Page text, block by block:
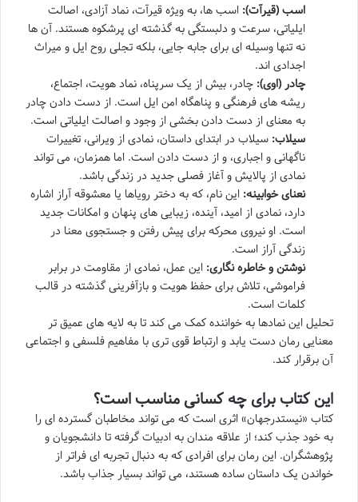
اسب (قیرآت): اسب ها، به ویژه قیرآت، نماد آزادی، اصالت
ایلیاتی، سرعت و دلبستگی به گذشته ای پرشکوه هستند. آن ها
نه تنها وسیله ای برای جابه جایی، بلکه تجلی روح ایل و میراث
اجدادی اند.
چادر (اوی): چادر، بیش از یک سرپناه، نماد هویت، اجتماع،
ریشه های فرهنگی و پناهگاه امن ایل است. از دست دادن چادر
به معنای از دست دادن بخشی از وجود و اصالت ایلیاتی است.
سیلاب: سیلاب در ابتدای داستان، نمادی از ویرانی، تغییرات
ناگهانی و اجباری، و از دست دادن است. اما همزمان، می تواند
نمادی از پالایش و آغاز فصلی جدید در زندگی باشد.
نعنای خوابینه: این نام، که به دختر رویاها یا معشوقه آراز اشاره
دارد، نمادی از امید، آینده، زیبایی های پنهان و امکانات جدید
است. او نیروی محرکه برای پیش رفتن و جستجوی معنا در
زندگی آراز است.
نوشتن و خاطره نگاری: این عمل، نمادی از مقاومت در برابر
فراموشی، تلاش برای حفظ هویت و بازآفرینی گذشته در قالب
کلمات است.
تحلیل این نمادها به خواننده کمک می کند تا به لایه های عمیق تر
معنایی رمان دست یابد و ارتباط قوی تری با مفاهیم فلسفی و اجتماعی
آن برقرار کند.
این کتاب برای چه کسانی مناسب است؟
کتاب «نیستدرجهان» اثری است که می تواند مخاطبان گسترده ای را
به خود جذب کند؛ از علاقه مندان به ادبیات گرفته تا دانشجویان و
پژوهشگران. این رمان برای افرادی که به دنبال تجربه ای فراتر از
خواندن یک داستان ساده هستند، می تواند بسیار جذاب باشد.